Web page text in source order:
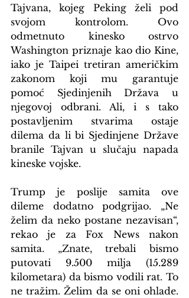
Tajvana, kojeg Peking želi pod
svojom kontrolom. Ovo
odmetnuto kinesko ostrvo
Washington priznaje kao dio Kine,
iako je Taipei tretiran američkim
zakonom koji mu garantuje
pomoć Sjedinjenih Država u
njegovoj odbrani. Ali, i s tako
postavljenim stvarima ostaje
dilema da li bi Sjedinjene Države
branile Tajvan u slučaju napada
kineske vojske.
Trump je poslije samita ove
dileme dodatno podgrijao. „Ne
želim da neko postane nezavisan“,
rekao je za Fox News nakon
samita. „Znate, trebali bismo
putovati 9.500 milja (15.289
kilometara) da bismo vodili rat. To
ne tražim. Želim da se oni ohlade.